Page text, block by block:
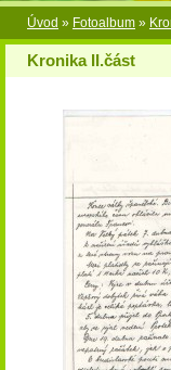
Úvod » Fotoalbum »
Kronika II.část